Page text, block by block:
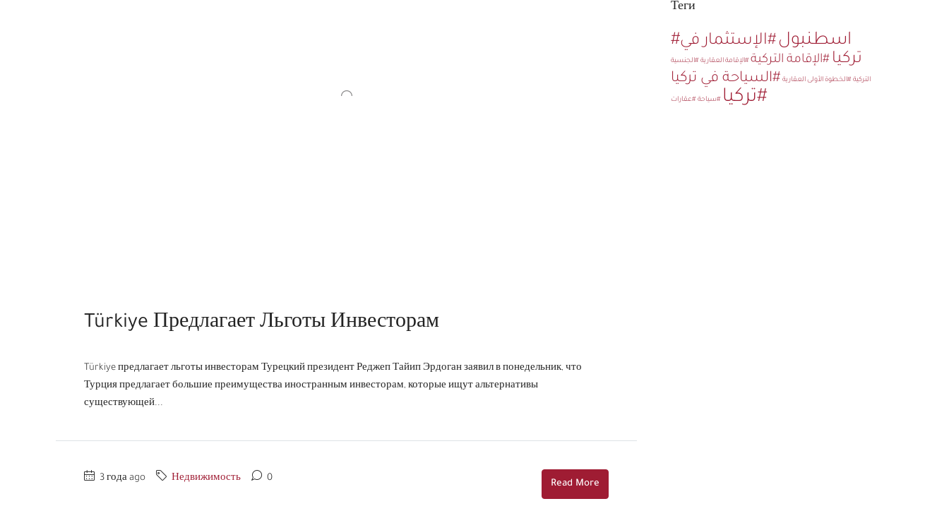
Türkiye Предлагает Льготы Инвесторам
Türkiye предлагает льготы инвесторам Турецкий президент Реджеп Тайип Эрдоган заявил в понедельник, что
Турция предлагает большие преимущества иностранным инвесторам, которые ищут альтернативы
существующей...
3 года ago Недвижимость 0
Read More
Теги
#اسطنبول #الإستثمار في
تركيا #الإقامة التركية #الإقامة العقارية #الجنسية
التركية #الخطوة الأولى العقارية #السياحة في تركيا
#تركيا #سياحة #عقارات